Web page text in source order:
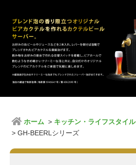
ホーム キッチン・ライフスタイル
GH-BEERLシリーズ